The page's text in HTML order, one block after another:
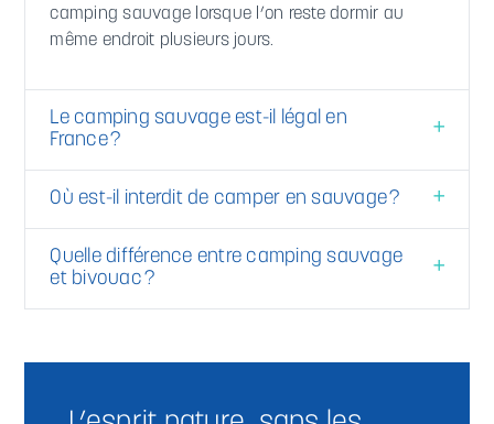
camping sauvage lorsque l’on reste dormir au
même endroit plusieurs jours.
Le camping sauvage est-il légal en
France ?
Où est-il interdit de camper en sauvage ?
Quelle différence entre camping sauvage
et bivouac ?